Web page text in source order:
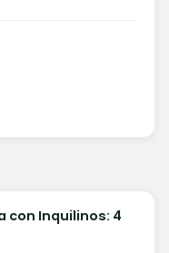
VENTA
con Inquilinos: 4